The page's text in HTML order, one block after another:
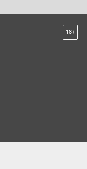
18+